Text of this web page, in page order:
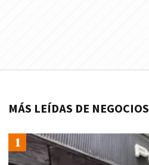
MÁS LEÍDAS DE NEGOCIOS